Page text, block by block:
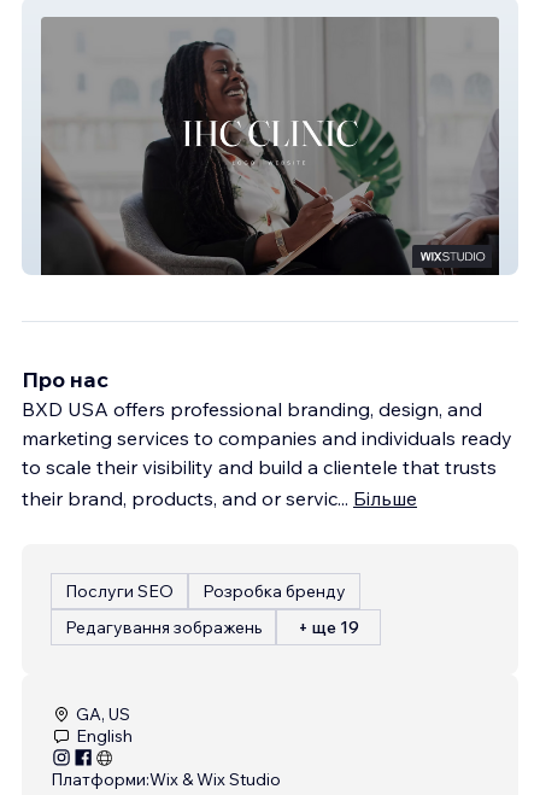
Про нас
BXD USA offers professional branding, design, and
marketing services to companies and individuals ready
to scale their visibility and build a clientele that trusts
their brand, products, and or servic... Більше
Послуги SEO
Розробка бренду
Редагування зображень
+ ще 19
GA, US
English
Платформи:Wix & Wix Studio